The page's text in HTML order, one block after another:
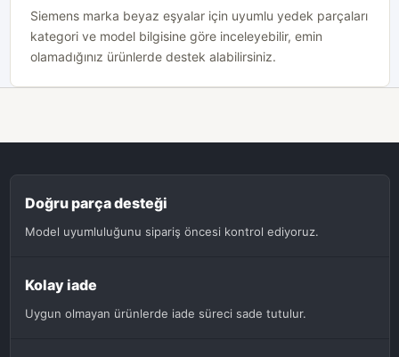
Siemens marka beyaz eşyalar için uyumlu yedek parçaları
kategori ve model bilgisine göre inceleyebilir, emin
olamadığınız ürünlerde destek alabilirsiniz.
Doğru parça desteği
Model uyumluluğunu sipariş öncesi kontrol ediyoruz.
Kolay iade
Uygun olmayan ürünlerde iade süreci sade tutulur.